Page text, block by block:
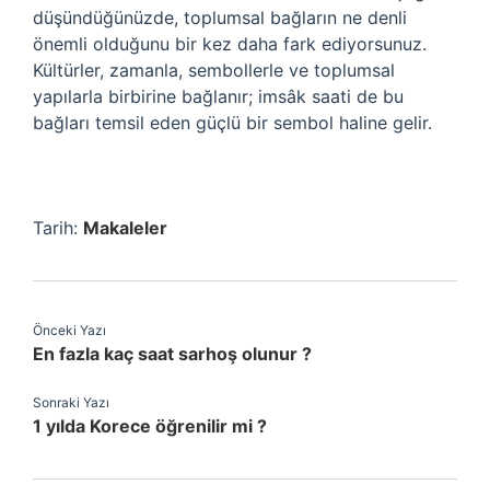
düşündüğünüzde, toplumsal bağların ne denli
önemli olduğunu bir kez daha fark ediyorsunuz.
Kültürler, zamanla, sembollerle ve toplumsal
yapılarla birbirine bağlanır; imsâk saati de bu
bağları temsil eden güçlü bir sembol haline gelir.
Tarih: Makaleler
Önceki Yazı
En fazla kaç saat sarhoş olunur ?
Sonraki Yazı
1 yılda Korece öğrenilir mi ?